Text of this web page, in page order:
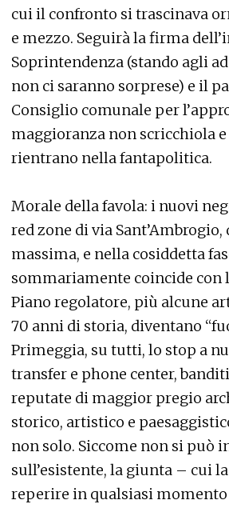
cui il confronto si trascinava
e mezzo. Seguirà la firma
Soprintendenza (stando agli
non ci saranno sorprese) e il
Consiglio comunale per
maggioranza non scricchiola
rientrano nella fantapolitica.
Morale della favola: i nuovi
red zone di via Sant’Ambrogio,
massima, e nella cosiddetta
sommariamente coincide con
Piano regolatore, più alcune
70 anni di storia, diventano
Primeggia, su tutti, lo stop a
transfer e phone center,
reputate di maggior pregio
storico, artistico e
non solo. Siccome non si può
sull’esistente, la giunta – cui
reperire in qualsiasi